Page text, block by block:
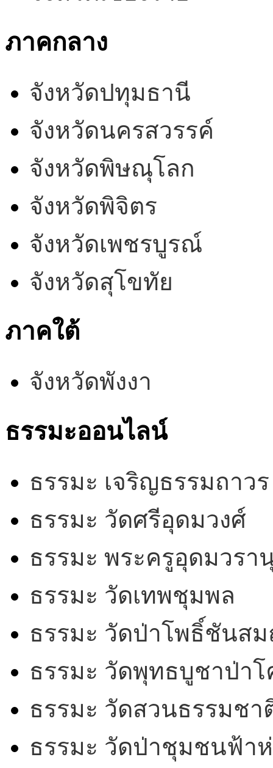
ภาคกลาง
จังหวัดปทุมธานี
จังหวัดนครสวรรค์
จังหวัดพิษณุโลก
จังหวัดพิจิตร
จังหวัดเพชรบูรณ์
จังหวัดสุโขทัย
ภาคใต้
จังหวัดพังงา
ธรรมะออนไลน์
ธรรมะ เจริญธรรมถาวร
ธรรมะ วัดศรีอุดมวงศ์
ธรรมะ พระครูอุดมวรา
ธรรมะ วัดเทพชุมพล
ธรรมะ วัดป่าโพธิ์ชันส
ธรรมะ วัดพุทธบูชาป่า
ธรรมะ วัดสวนธรรมช
ธรรมะ วัดป่าชุมชนฟ้า